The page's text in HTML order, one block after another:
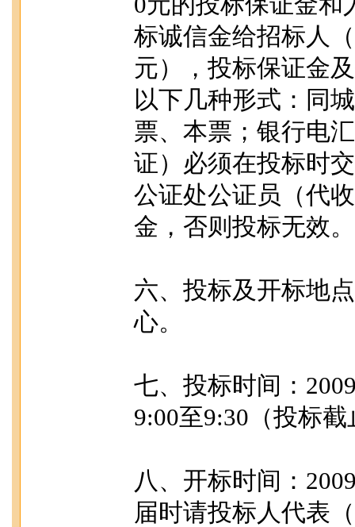
标诚信金给招标人
元），投标保证金
以下几种形式：同
票、本票；银行电
证）必须在投标时
公证处公证员（代
金，否则投标无效。
六、投标及开标地
心。
七、投标时间：
9:00至9:30（投标
八、开标时间：
届时请投标人代表